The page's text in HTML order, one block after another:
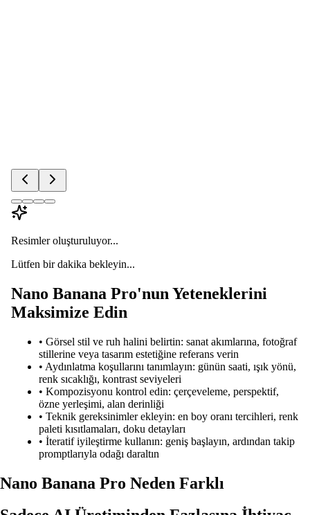
Resimler oluşturuluyor...
Lütfen bir dakika bekleyin...
Nano Banana Pro'nun Yeteneklerini
Maksimize Edin
• Görsel stil ve ruh halini belirtin: sanat akımlarına, fotoğraf
stillerine veya tasarım estetiğine referans verin
• Aydınlatma koşullarını tanımlayın: günün saati, ışık yönü,
renk sıcaklığı, kontrast seviyeleri
• Kompozisyonu kontrol edin: çerçeveleme, perspektif,
özne yerleşimi, alan derinliği
• Teknik gereksinimler ekleyin: en boy oranı tercihleri, renk
paleti kısıtlamaları, doku detayları
• İteratif iyileştirme kullanın: geniş başlayın, ardından takip
promptlarıyla odağı daraltın
Nano Banana Pro Neden Farklı